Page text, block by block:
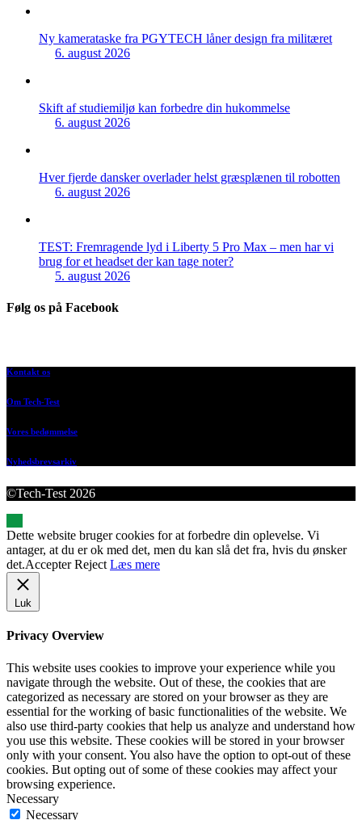
Ny kamerataske fra PGYTECH låner design fra militæret
6. august 2026
Skift af studiemiljø kan forbedre din hukommelse
6. august 2026
Hver fjerde dansker overlader helst græsplænen til robotten
6. august 2026
TEST: Fremragende lyd i Liberty 5 Pro Max – men har vi
brug for et headset der kan tage noter?
5. august 2026
Følg os på Facebook
Kontakt os
Om Tech-Test
Vores bedømmelse
Nyhedsbrevsarkiv
©Tech-Test 2026
Dette website bruger cookies for at forbedre din oplevelse. Vi
antager, at du er ok med det, men du kan slå det fra, hvis du ønsker
det.Accepter Reject Læs mere
Luk
Privacy Overview
This website uses cookies to improve your experience while you
navigate through the website. Out of these, the cookies that are
categorized as necessary are stored on your browser as they are
essential for the working of basic functionalities of the website. We
also use third-party cookies that help us analyze and understand how
you use this website. These cookies will be stored in your browser
only with your consent. You also have the option to opt-out of these
cookies. But opting out of some of these cookies may affect your
browsing experience.
Necessary
Necessary